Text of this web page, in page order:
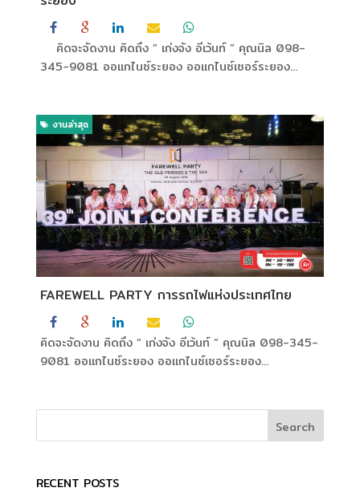
คิดจะจัดงาน คิดถึง ” เก่งจัง อีเว้นท์ ” คุณนิล 098-
345-9081 ออแกไนซ์ระยอง ออแกไนซ์เซอร์ระยอง...
FAREWELL PARTY การรถไฟแห่งประเทศไทย
งานล่าสุด
คิดจะจัดงาน คิดถึง ” เก่งจัง อีเว้นท์ ” คุณนิล 098-345-
9081 ออแกไนซ์ระยอง ออแกไนซ์เซอร์ระยอง...
RECENT POSTS